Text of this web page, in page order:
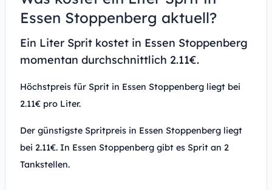
Essen Stoppenberg aktuell?
Ein Liter Sprit kostet in Essen Stoppenberg
momentan durchschnittlich 2.11€.
Höchstpreis für Sprit in Essen Stoppenberg liegt bei
2.11€ pro Liter.
Der günstigste Spritpreis in Essen Stoppenberg liegt
bei 2.11€. In Essen Stoppenberg gibt es Sprit an 2
Tankstellen.